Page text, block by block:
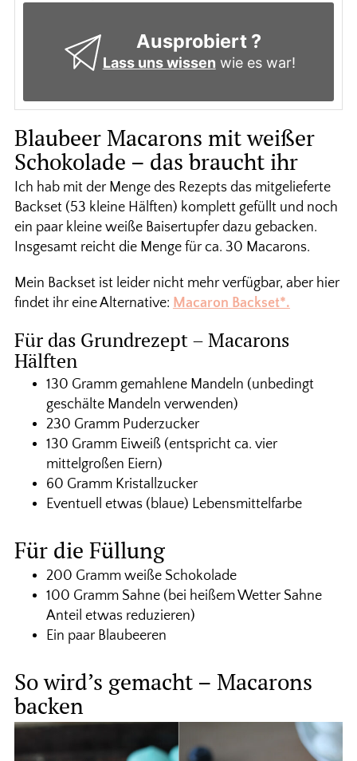
Ausprobiert ?
Lass uns wissen wie es war!
Blaubeer Macarons mit weißer
Schokolade – das braucht ihr
Ich hab mit der Menge des Rezepts das mitgelieferte
Backset (53 kleine Hälften) komplett gefüllt und noch
ein paar kleine weiße Baisertupfer dazu gebacken.
Insgesamt reicht die Menge für ca. 30 Macarons.
Mein Backset ist leider nicht mehr verfügbar, aber hier
findet ihr eine Alternative: Macaron Backset*.
Für das Grundrezept – Macarons
Hälften
130 Gramm gemahlene Mandeln (unbedingt
geschälte Mandeln verwenden)
230 Gramm Puderzucker
130 Gramm Eiweiß (entspricht ca. vier
mittelgroßen Eiern)
60 Gramm Kristallzucker
Eventuell etwas (blaue) Lebensmittelfarbe
Für die Füllung
200 Gramm weiße Schokolade
100 Gramm Sahne (bei heißem Wetter Sahne
Anteil etwas reduzieren)
Ein paar Blaubeeren
So wird’s gemacht – Macarons
backen